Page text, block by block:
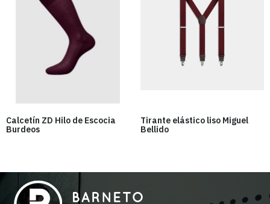
Calcetín ZD Hilo de Escocia
Burdeos
Tirante elástico liso Miguel
Bellido